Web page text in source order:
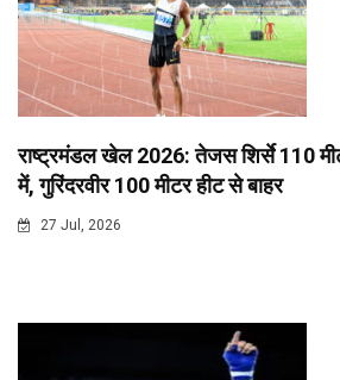
राष्ट्रमंडल खेल 2026: तेजस शिर्से 110
में, गुरिंदरवीर 100 मीटर हीट से बाहर
27 Jul, 2026